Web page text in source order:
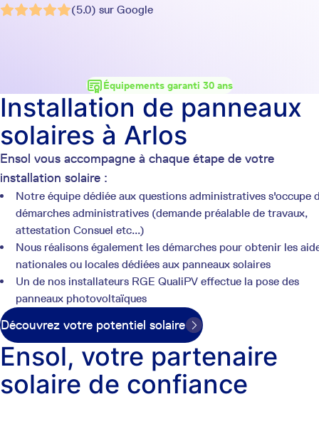
(5.0) sur Google
Équipements garanti 30 ans
Ensol vous accompagne à chaque étape de votre
installation solaire :
Notre équipe dédiée aux questions administratives s'occupe
démarches administratives (demande préalable de travaux,
attestation Consuel etc...)
Nous réalisons également les démarches pour obtenir les
nationales ou locales dédiées aux panneaux solaires
Un de nos installateurs RGE QualiPV effectue la pose des
panneaux photovoltaïques
Découvrez votre potentiel solaire
Installation de panneaux
solaires à Arlos
Ensol, votre partenaire
solaire de confiance